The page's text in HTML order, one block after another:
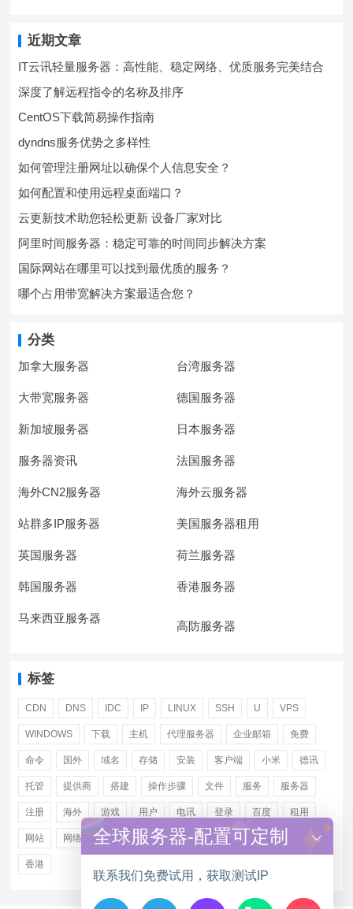
近期文章
IT云讯轻量服务器：高性能、稳定网络、优质服务完美结合
深度了解远程指令的名称及排序
CentOS下载简易操作指南
dyndns服务优势之多样性
如何管理注册网址以确保个人信息安全？
如何配置和使用远程桌面端口？
云更新技术助您轻松更新 设备厂家对比
阿里时间服务器：稳定可靠的时间同步解决方案
国际网站在哪里可以找到最优质的服务？
哪个占用带宽解决方案最适合您？
分类
加拿大服务器 台湾服务器
大带宽服务器 德国服务器
新加坡服务器 日本服务器
服务器资讯 法国服务器
海外CN2服务器 海外云服务器
站群多IP服务器 美国服务器租用
英国服务器 荷兰服务器
韩国服务器 香港服务器
马来西亚服务器
高防服务器
标签
CDN DNS IDC IP LINUX SSH U VPS
WINDOWS 下载 主机 代理服务器 企业邮箱 免费
命令 国外 域名 存储 安装 客户端 小米 德讯
托管 提供商 搭建 操作步骤 文件 服务 服务器
注册 海外 游戏 用户 电讯 登录 百度 租用
网站 网络 腾讯 虚拟主机 证书 配置 阿里
香港
全球服务器-配置可定制
联系我们免费试用，获取测试IP